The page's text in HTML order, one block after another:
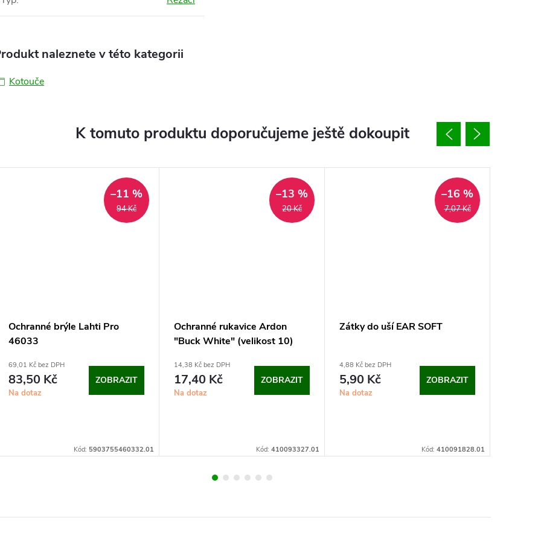
naleznete v této kategorii
Kotouče
K tomuto produktu doporučujeme ještě dokoupit
94 Kč
–11 %
Ochranné brýle Lahti Pro
46033
69,01 Kč bez DPH
83,50 Kč
Na dotaz
ZOBRAZIT
Kód: 5903755460332.01
20 Kč
–13 %
Ochranné rukavice Ardon
"Buck White" (velikost 10)
14,38 Kč bez DPH
17,40 Kč
Na dotaz
ZOBRAZIT
Kód: 410093327.01
7,07 Kč
–16 %
Zátky do uší EAR SOFT
4,88 Kč bez DPH
5,90 Kč
Na dotaz
ZOBRAZIT
Kód: 410091828.01